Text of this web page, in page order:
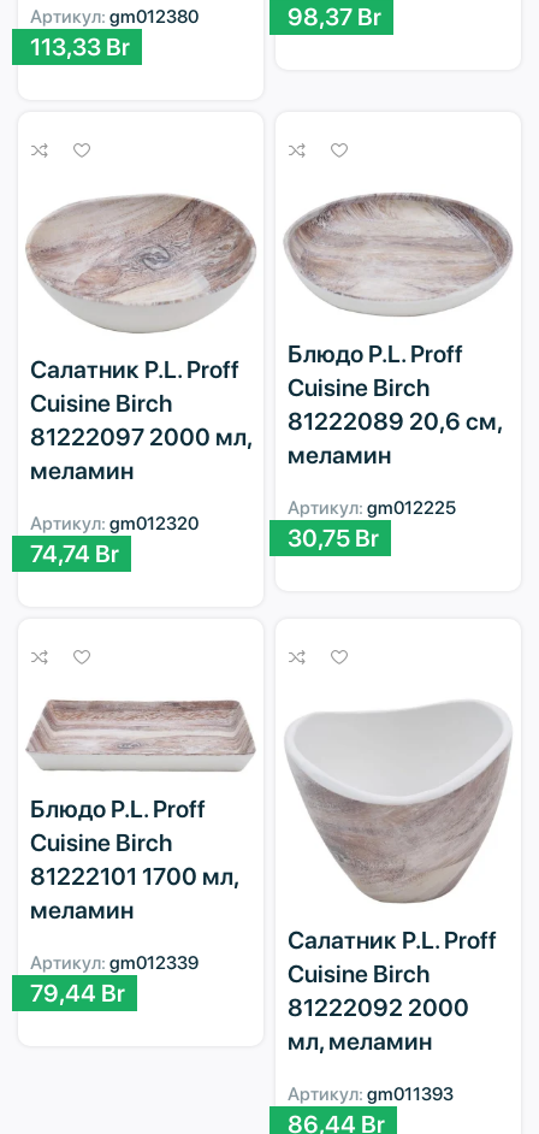
Артикул: gm012380
113,33 Br
98,37 Br
Салатник P.L. Proff
Cuisine Birch
81222097 2000 мл,
меламин
Артикул: gm012320
74,74 Br
Блюдо P.L. Proff
Cuisine Birch
81222089 20,6 см,
меламин
Артикул: gm012225
30,75 Br
Блюдо P.L. Proff
Cuisine Birch
81222101 1700 мл,
меламин
Артикул: gm012339
79,44 Br
Салатник P.L. Proff
Cuisine Birch
81222092 2000
мл, меламин
Артикул: gm011393
86,44 Br